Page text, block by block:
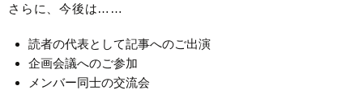
さらに、今後は……
読者の代表として記事へのご出演
企画会議へのご参加
メンバー同士の交流会